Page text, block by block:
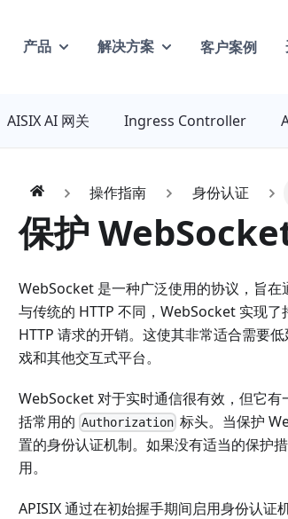
产品 解决方案 客户案例
AISIX AI 网关 Ingress Controller
操作指南 身份认证
保护
WebSocket 是一种广泛使用的协议，旨在
与传统的 HTTP 不同，WebSocket 实现
HTTP 请求的开销。这使其非常适合需要
戏和其他交互式平台。
WebSocket 对于实时通信很有效，但它
括常用的 Authorization 标头。当保护
置的身份认证机制。如果没有适当的保护
用。
APISIX 通过在初始握手期间启用身份认